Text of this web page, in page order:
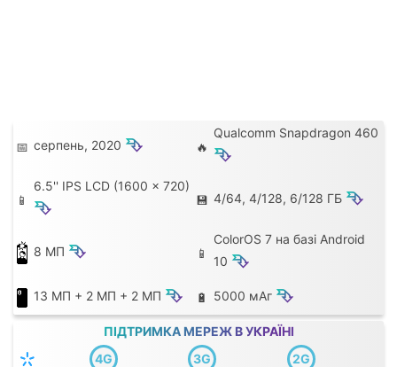
📅 серпень, 2020 ⮷ 🔥
Qualcomm Snapdragon 460
⮷
📱
6.5'' IPS LCD (1600 x 720)
⮷ 💾 4/64, 4/128, 6/128 ГБ ⮷
8 МП ⮷ 📱
ColorOS 7 на базі Android
10 ⮷
13 МП + 2 МП + 2 МП ⮷ 🔋 5000 мАг ⮷
ПІДТРИМКА МЕРЕЖ В УКРАЇНІ
4G
3G
2G